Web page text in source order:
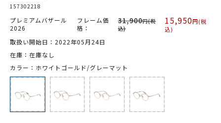
157302218
プレミアムバザール
2026
フレーム価
格：
31,900円(税
込)
15,950円(税
込)
取扱い開始日：2022年05月24日
在庫：在庫なし
カラー：ホワイトゴールド/グレーマット